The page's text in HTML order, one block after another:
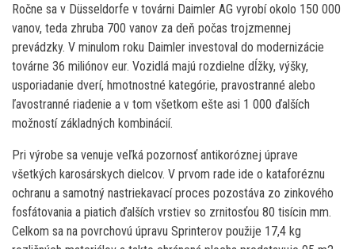
Ročne sa v Düsseldorfe v továrni Daimler AG vyrobí okolo 150 000
vanov, teda zhruba 700 vanov za deň počas trojzmennej
prevádzky. V minulom roku Daimler investoval do modernizácie
továrne 36 miliónov eur. Vozidlá majú rozdielne dĺžky, výšky,
usporiadanie dverí, hmotnostné kategórie, pravostranné alebo
ľavostranné riadenie a v tom všetkom ešte asi 1 000 ďalších
možností základných kombinácií.
Pri výrobe sa venuje veľká pozornosť antikoróznej úprave
všetkých karosárskych dielcov. V prvom rade ide o kataforéznu
ochranu a samotný nastriekavací proces pozostáva zo zinkového
fosfátovania a piatich ďalších vrstiev so zrnitosťou 80 tisícin mm.
Celkom sa na povrchovú úpravu Sprinterov použije 17,4 kg